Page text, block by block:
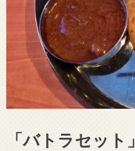
「バトラセット」